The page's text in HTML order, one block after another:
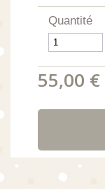
Quantité
55,00 €